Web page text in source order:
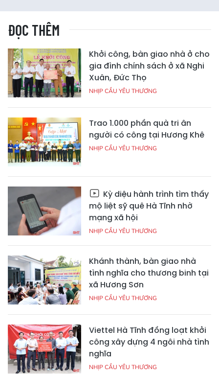
ĐỌC THÊM
Khởi công, bàn giao nhà ở cho
gia đình chính sách ở xã Nghi
Xuân, Đức Thọ
NHỊP CẦU YÊU THƯƠNG
Trao 1.000 phần quà tri ân
người có công tại Hương Khê
NHỊP CẦU YÊU THƯƠNG
Kỳ diệu hành trình tìm thấy
mộ liệt sỹ quê Hà Tĩnh nhờ
mạng xã hội
NHỊP CẦU YÊU THƯƠNG
Khánh thành, bàn giao nhà
tình nghĩa cho thương binh tại
xã Hương Sơn
NHỊP CẦU YÊU THƯƠNG
Viettel Hà Tĩnh đồng loạt khởi
công xây dựng 4 ngôi nhà tình
nghĩa
NHỊP CẦU YÊU THƯƠNG